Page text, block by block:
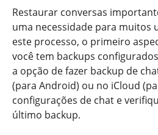
Restaurar conversas
uma necessidade para muitos
este processo, o primeiro
você tem backups
a opção de fazer backup de
(para Android) ou no iCloud
configurações de chat e
último backup.